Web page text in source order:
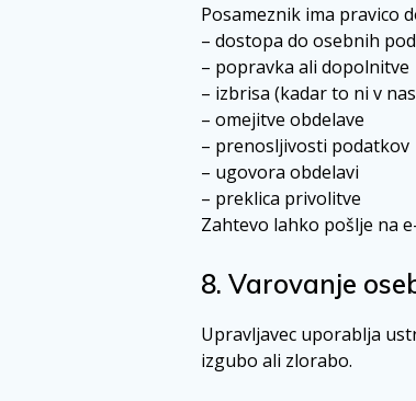
Posameznik ima pravico
– dostopa do osebnih
– popravka ali dopolnitve
– izbrisa (kadar to ni v
– omejitve obdelave
– prenosljivosti podatkov
– ugovora obdelavi
– preklica privolitve
Zahtevo lahko pošlje na
8. Varovanje
Upravljavec uporablja
izgubo ali zlorabo.